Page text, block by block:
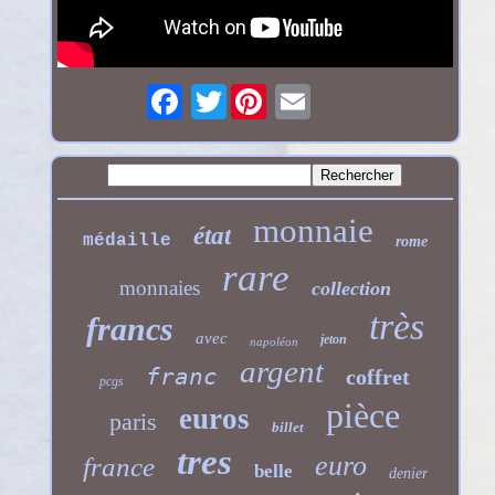
Twitter
médaille état monnaie rome
monnaies rare collection
francs avec napoléon jeton très
pcgs franc argent coffret
paris euros billet pièce
france tres belle euro denier